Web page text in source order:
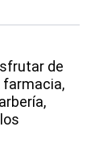
de
farmacia,